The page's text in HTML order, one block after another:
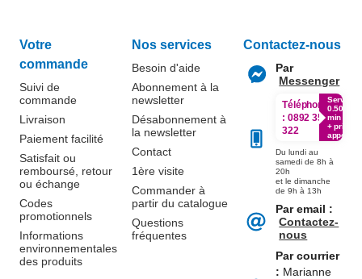
Votre
commande
Suivi de
commande
Livraison
Paiement facilité
Satisfait ou
remboursé, retour
ou échange
Codes
promotionnels
Informations
environnementales
des produits
Nos services
Besoin d'aide
Abonnement à la
newsletter
Désabonnement à
la newsletter
Contact
1ère visite
Commander à
partir du catalogue
Questions
fréquentes
Contactez-nous
Par
Messenger
Téléphone
: 0892 350
322
Service
0.50€ /
min
+ prix
appel
Du lundi au
samedi de 8h à
20h
et le dimanche
de 9h à 13h
Par email :
Contactez-
nous
Par courrier
: Marianne